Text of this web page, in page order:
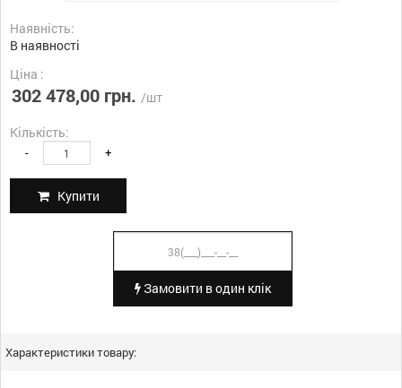
Наявність:
В наявності
Ціна :
302 478,00 грн. /шт
Кількість:
- +
Купити
Замовити в один клік
Характеристики товару: